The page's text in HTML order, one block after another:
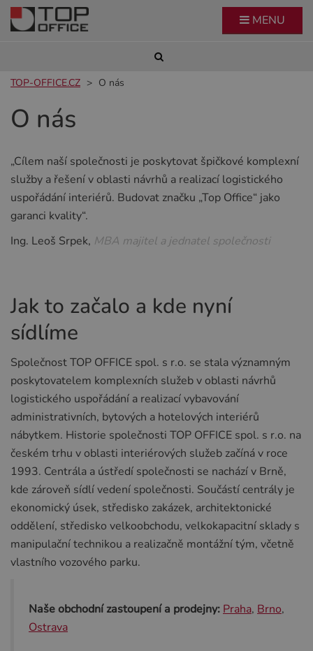
MENU
TOP-OFFICE.CZ O nás
O nás
„Cílem naší společnosti je poskytovat špičkové komplexní
služby a řešení v oblasti návrhů a realizací logistického
uspořádání interiérů. Budovat značku „Top Office“ jako
garanci kvality“.
Ing. Leoš Srpek, MBA majitel a jednatel společnosti
Jak to začalo a kde nyní
sídlíme
Společnost TOP OFFICE spol. s r.o. se stala významným
poskytovatelem komplexních služeb v oblasti návrhů
logistického uspořádání a realizací vybavování
administrativních, bytových a hotelových interiérů
nábytkem. Historie společnosti TOP OFFICE spol. s r.o. na
českém trhu v oblasti interiérových služeb začíná v roce
1993. Centrála a ústředí společnosti se nachází v Brně,
kde zároveň sídlí vedení společnosti. Součástí centrály je
ekonomický úsek, středisko zakázek, architektonické
oddělení, středisko velkoobchodu, velkokapacitní sklady s
manipulační technikou a realizačně montážní tým, včetně
vlastního vozového parku.
Naše obchodní zastoupení a prodejny: Praha, Brno,
Ostrava